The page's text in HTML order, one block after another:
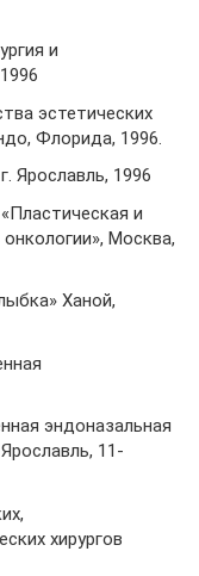
и
эстетических
Флорида, 1996.
Ярославль, 1996
и
Москва,
Ханой,
эндоназальная
11-
хирургов